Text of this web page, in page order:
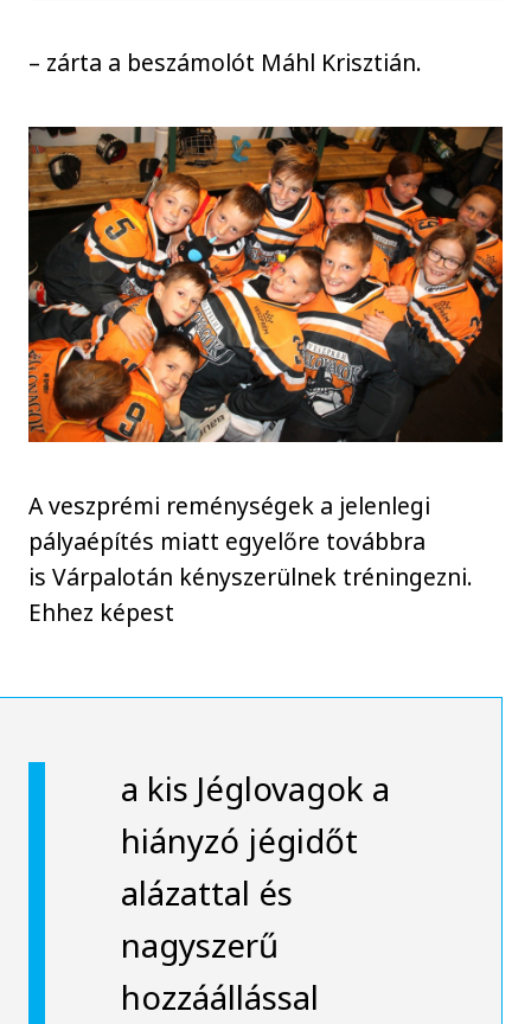
– zárta a beszámolót Máhl Krisztián.
A veszprémi reménységek a jelenlegi
pályaépítés miatt egyelőre továbbra
is Várpalotán kényszerülnek tréningezni.
Ehhez képest
a kis Jéglovagok a
hiányzó jégidőt
alázattal és
nagyszerű
hozzáállással